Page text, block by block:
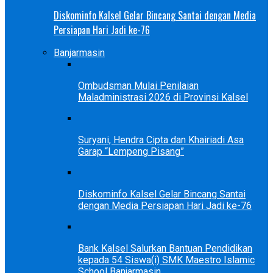
Diskominfo Kalsel Gelar Bincang Santai dengan Media
Persiapan Hari Jadi ke-76
Banjarmasin
Ombudsman Mulai Penilaian
Maladministrasi 2026 di Provinsi Kalsel
Suryani, Hendra Cipta dan Khairiadi Asa
Garap “Lempeng Pisang”
Diskominfo Kalsel Gelar Bincang Santai
dengan Media Persiapan Hari Jadi ke-76
Bank Kalsel Salurkan Bantuan Pendidikan
kepada 54 Siswa(i) SMK Maestro Islamic